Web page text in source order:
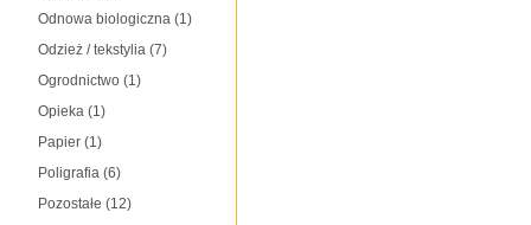
Odnowa biologiczna (1)
Odzież / tekstylia (7)
Ogrodnictwo (1)
Opieka (1)
Papier (1)
Poligrafia (6)
Pozostałe (12)